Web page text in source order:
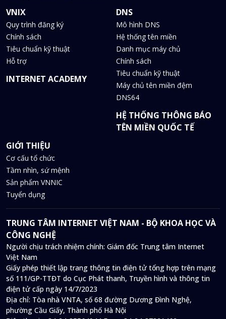
VNIX
Quy trình đăng ký
Chính sách
Tiêu chuẩn kỹ thuật
Hỗ trợ
INTERNET ACADEMY
DNS
Mô hình DNS
Hệ thống tên miền
Danh mục máy chủ
Chính sách
Tiêu chuẩn kỹ thuật
Máy chủ tên miền đệm
DNS64
HỆ THỐNG THÔNG BÁO
TÊN MIỀN QUỐC TẾ
GIỚI THIỆU
Cơ cấu tổ chức
Tầm nhìn, sứ mệnh
Sản phẩm VNNIC
Tuyển dụng
TRUNG TÂM INTERNET VIỆT NAM - BỘ KHOA HỌC VÀ
CÔNG NGHỆ
Người chịu trách nhiệm chính: Giám đốc Trung tâm Internet
Việt Nam
Giấy phép thiết lập trang thông tin điện tử tổng hợp trên mạng
số 111/GP-TTĐT do Cục Phát thanh, Truyền hình và thông tin
điện tử cấp ngày 14/7/2023
Địa chỉ: Tòa nhà VNTA, số 68 đường Dương Đình Nghệ,
phường Cầu Giấy, Thành phố Hà Nội